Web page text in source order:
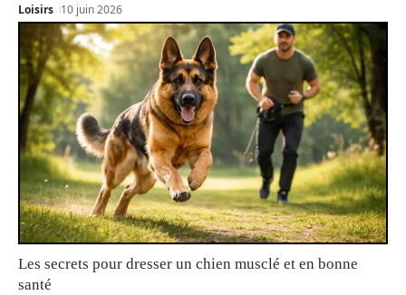
Loisirs 10 juin 2026
Les secrets pour dresser un chien musclé et en bonne
santé